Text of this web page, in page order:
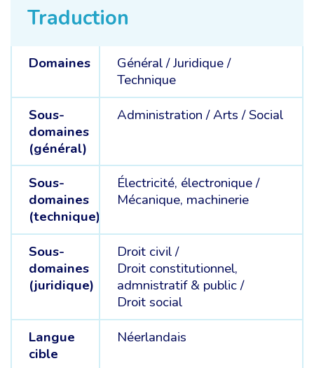
Traduction
Domaines Général /Juridique /
Technique
Sous-
domaines
(général)
Administration /Arts /Social
Sous-
domaines
(technique)
Électricité, électronique /
Mécanique, machinerie
Sous-
domaines
(juridique)
Droit civil /
Droit constitutionnel,
admnistratif & public /
Droit social
Langue
cible
Néerlandais